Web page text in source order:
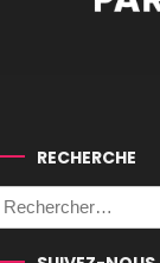
RECHERCHE